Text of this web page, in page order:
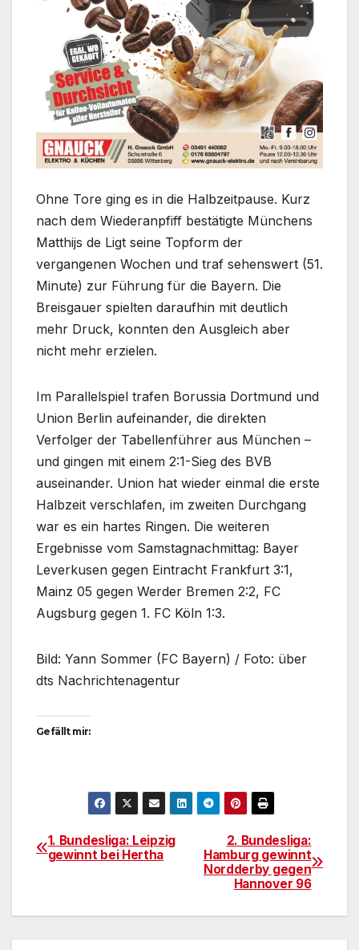
Ohne Tore ging es in die Halbzeitpause. Kurz
nach dem Wiederanpfiff bestätigte Münchens
Matthijs de Ligt seine Topform der
vergangenen Wochen und traf sehenswert (51.
Minute) zur Führung für die Bayern. Die
Breisgauer spielten daraufhin mit deutlich
mehr Druck, konnten den Ausgleich aber
nicht mehr erzielen.
Im Parallelspiel trafen Borussia Dortmund und
Union Berlin aufeinander, die direkten
Verfolger der Tabellenführer aus München –
und gingen mit einem 2:1-Sieg des BVB
auseinander. Union hat wieder einmal die erste
Halbzeit verschlafen, im zweiten Durchgang
war es ein hartes Ringen. Die weiteren
Ergebnisse vom Samstagnachmittag: Bayer
Leverkusen gegen Eintracht Frankfurt 3:1,
Mainz 05 gegen Werder Bremen 2:2, FC
Augsburg gegen 1. FC Köln 1:3.
Bild: Yann Sommer (FC Bayern) / Foto: über
dts Nachrichtenagentur
Gefällt mir:
Beitragsnavigation2. Bundesliga:
Hamburg gewinnt
Nordderby gegen
Hannover 96
1. Bundesliga: Leipzig
gewinnt bei Hertha